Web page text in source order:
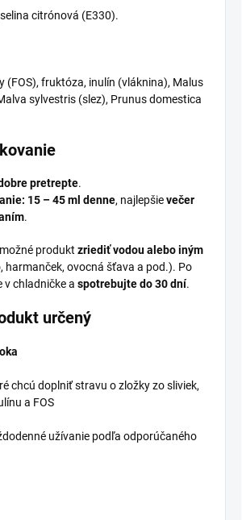
citrónová (E330).
(FOS), fruktóza, inulín (vláknina), Malus
sylvestris (slez), Prunus domestica
pretrepte.
15 – 45 ml denne, najlepšievečer
.
produkt zriediť vodou alebo iným
harmanček, ovocná šťava a pod.). Po
chladničke a spotrebujte do 30 dní.
určený
chcú doplniť stravu o zložky zo sliviek,
a FOS
užívanie podľa odporúčaného